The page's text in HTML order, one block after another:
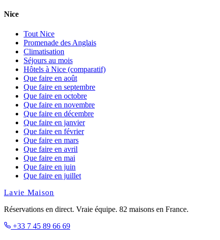
Nice
Tout Nice
Promenade des Anglais
Climatisation
Séjours au mois
Hôtels à Nice (comparatif)
Que faire en août
Que faire en septembre
Que faire en octobre
Que faire en novembre
Que faire en décembre
Que faire en janvier
Que faire en février
Que faire en mars
Que faire en avril
Que faire en mai
Que faire en juin
Que faire en juillet
Lavie Maison
Réservations en direct. Vraie équipe. 82 maisons en France.
+33 7 45 89 66 69